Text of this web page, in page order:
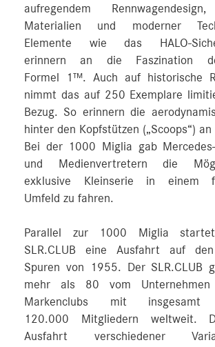
aufregendem
Materialien und moderner
Elemente wie das HALO-
erinnern an die Faszination
Formel 1™. Auch auf historische
nimmt das auf 250 Exemplare
Bezug. So erinnern die
hinter den Kopfstützen („Scoops“)
Bei der 1000 Miglia gab
und Medienvertretern die
exklusive Kleinserie in einem
Umfeld zu fahren.
Parallel zur 1000 Miglia
SLR.CLUB eine Ausfahrt auf
Spuren von 1955. Der SLR.CLUB
mehr als 80 vom Unternehmen
Markenclubs mit
120.000 Mitgliedern weltweit.
Ausfahrt verschiedener